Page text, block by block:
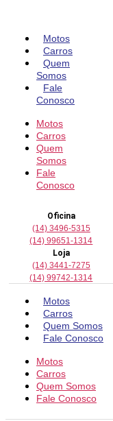
conteúdo
Motos
Carros
Quem
Somos
Fale
Conosco
Motos
Carros
Quem
Somos
Fale
Conosco
Oficina
(14) 3496-5315
(14) 99651-1314
Loja
(14) 3441-7275
(14) 99742-1314
Motos
Carros
Quem Somos
Fale Conosco
Motos
Carros
Quem Somos
Fale Conosco